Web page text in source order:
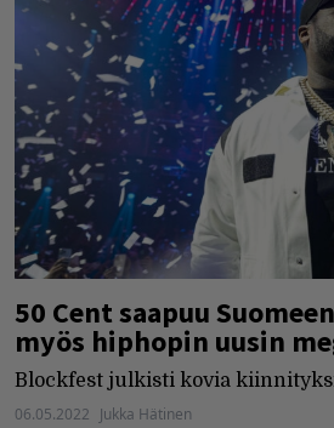
50 Cent saapuu
myös hiphopin uusin
Blockfest julkisti kovia
06.05.2022 Jukka Hätinen